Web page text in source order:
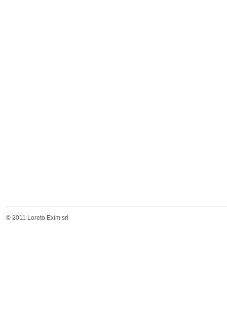
© 2011 Loreto Exim srl